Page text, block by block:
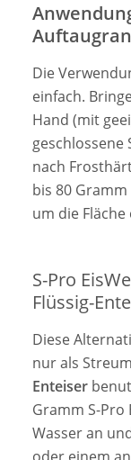
Die
einfach.
Hand (mit
geschlossene
nach
bis 80
um die
S-Pro
Flüssig-
Diese
nur als
Enteiser
Gramm S-
Wasser an